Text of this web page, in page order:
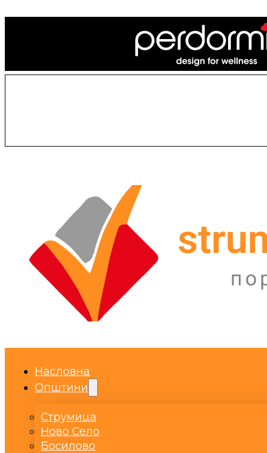
Насловна
Општини
Струмица
Ново Село
Босилово